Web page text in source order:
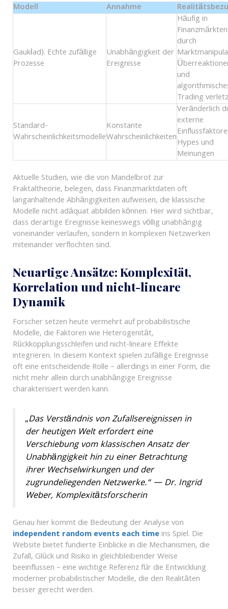
Modell Annahme
Gaukład). Echte zufällige
Prozesse
Unabhängigkeit der
Ereignisse
Häufig in
Finanzmärkten
durch
und
Trading
Standard-
Wahrscheinlichkeitsmodelle
Konstante
Wahrscheinlichkeiten
Veränderlich
externe
Hypes und
Meinungen
Aktuelle Studien, wie die von Mandelbrot zur
Fraktaltheorie, belegen, dass Finanzmarktdaten oft
langanhaltende Abhängigkeiten aufweisen, die klassische
Modelle nicht adäquat abbilden können. Hier wird sichtbar,
dass derartige Ereignisse keineswegs völlig unabhängig
voneinander verlaufen, sondern in komplexen Netzwerken
miteinander verflochten sind.
Neuartige Ansätze: Komplexität,
Korrelation und nicht-lineare
Dynamik
Forscher setzen heute vermehrt auf probabilistische
Modelle, die Faktoren wie Heterogenität,
Rückkopplungsschleifen und nicht-lineare Effekte
integrieren. In diesem Kontext spielen zufällige Ereignisse
oft eine entscheidende Rolle – allerdings in einer Form, die
nicht mehr allein durch unabhängige Ereignisse
charakterisiert werden kann.
„Das Verständnis von Zufallsereignissen in
der heutigen Welt erfordert eine
Verschiebung vom klassischen Ansatz der
Unabhängigkeit hin zu einer Betrachtung
ihrer Wechselwirkungen und der
zugrundeliegenden Netzwerke.“ — Dr. Ingrid
Weber, Komplexitätsforscherin
Genau hier kommt die Bedeutung der Analyse von
independent random events each timeins Spiel. Die
Website bietet fundierte Einblicke in die Mechanismen, die
Zufall, Glück und Risiko in gleichbleibender Weise
beeinflussen – eine wichtige Referenz für die Entwicklung
moderner probabilistischer Modelle, die den Realitäten
besser gerecht werden.